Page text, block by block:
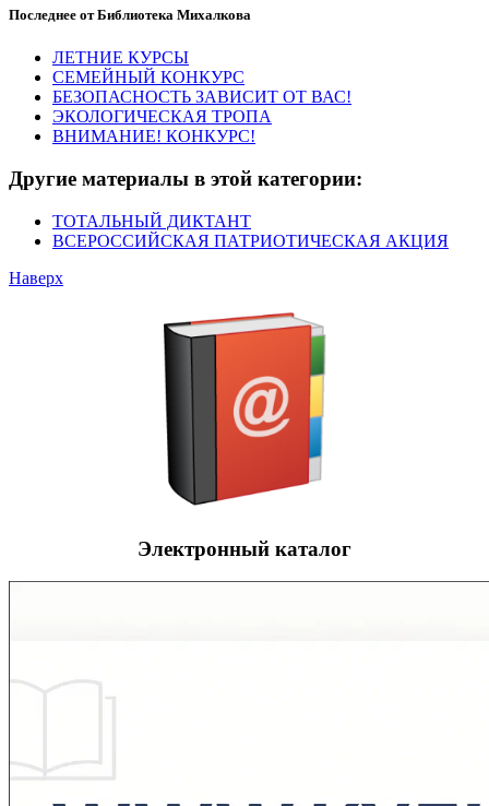
Последнее от Библиотека Михалкова
ЛЕТНИЕ КУРСЫ
СЕМЕЙНЫЙ КОНКУРС
БЕЗОПАСНОСТЬ ЗАВИСИТ ОТ ВАС!
ЭКОЛОГИЧЕСКАЯ ТРОПА
ВНИМАНИЕ! КОНКУРС!
Другие материалы в этой категории:
ТОТАЛЬНЫЙ ДИКТАНТ
ВСЕРОССИЙСКАЯ ПАТРИОТИЧЕСКАЯ АКЦИЯ
Наверх
Электронный каталог